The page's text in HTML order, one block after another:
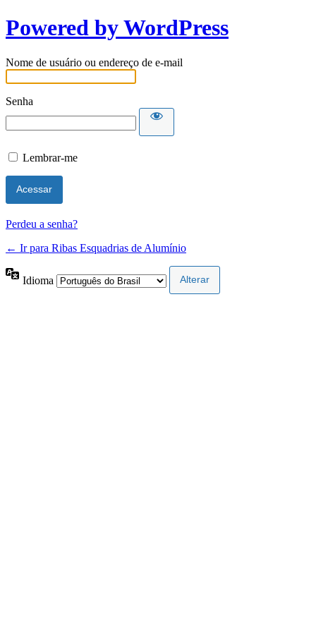
Powered by WordPress
Nome de usuário ou endereço de e-mail
Senha
Lembrar-me
Perdeu a senha?
← Ir para Ribas Esquadrias de Alumínio
Idioma